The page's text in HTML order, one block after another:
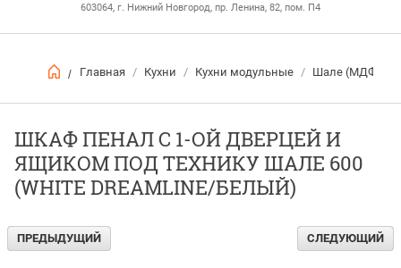
603064, г. Нижний Новгород, пр. Ленина, 82, пом. П4
/ Главная / Кухни / Кухни модульные / Шале
ШКАФ ПЕНАЛ С 1-ОЙ ДВЕРЦЕЙ И
ЯЩИКОМ ПОД ТЕХНИКУ ШАЛЕ 600
(WHITE DREAMLINE/БЕЛЫЙ)
ПРЕДЫДУЩИЙ СЛЕДУЮЩИЙ